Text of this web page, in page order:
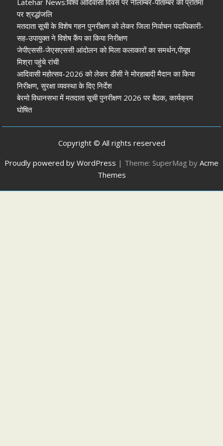
पर श्रद्धांजलि
मतदाता सूची के विशेष गहन पुनरीक्षण को लेकर जिला निर्वाचन पदाधिकारी-
सह-उपायुक्त ने विशेष कैंप का किया निरीक्षण
जेपीएससी-जेएसएससी आंदोलन को मिला कलाकारों का समर्थन,पीयूष
मिश्रा पहुंचे रांची
आदिवासी महोत्सव-2026 को लेकर डीसी ने मोरहाबादी मैदान का किया
निरीक्षण, सुरक्षा व्यवस्था के दिए निर्देश
बेरमो विधानसभा में मतदाता सूची पुनरीक्षण 2026 पर बैठक, कार्यक्रम
घोषित
Copyright © All rights reserved
Proudly powered by WordPress | Theme: SuperMag by Acme
Themes